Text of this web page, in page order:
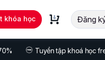
khóa học Đăng
Tuyển tập khoá học